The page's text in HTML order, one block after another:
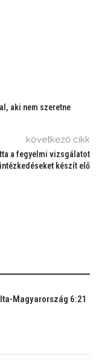
aki nem szeretne
következő cikk
a fegyelmi vizsgálatot
készít elő
Magyarország 6:21